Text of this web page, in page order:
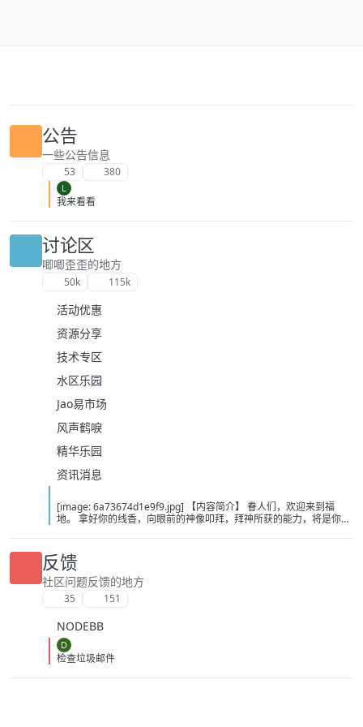
公告
一些公告信息
53 380
L
我来看看
讨论区
唧唧歪歪的地方
50k 115k
活动优惠
资源分享
技术专区
水区乐园
Jao易市场
风声鹤唳
精华乐园
资讯消息
[image: 6a73674d1e9f9.jpg] 【内容简介】 眷人们，欢迎来到福
地。 拿好你的线香，向眼前的神像叩拜，拜神所获的能力，将是你们
悲剧轮回…… 【作者简介】 作者：幻梦猎人，起点中文网作者，代表
作品：《灾厄收容所》《诡异分解指南》《天灾疯人院》《基因收容
所》等 【下载地址】 百度：
https://pan.baidu.com/s/1CTpsB1_Ju5NwzAhO0MvwZQ?pwd=9a1v
夸克：https://pan.quark.cn/s/ffe07719ebb3?pwd=aUYh 移动：
反馈
社区问题反馈的地方
35 151
NODEBB
D
检查垃圾邮件